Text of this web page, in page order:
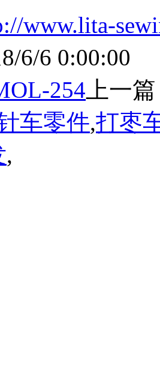
www.lita-
6/6 0:00:00
254 上一
车零件,打枣
,